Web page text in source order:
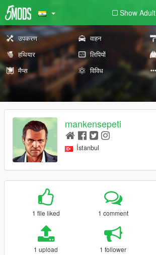
Show Adult
उपकरण वाहन
हथियार
लिपियों
मैप्स
विविध
mankensepeti
İstanbul
1 file liked 1 comment
1 upload 1 follower